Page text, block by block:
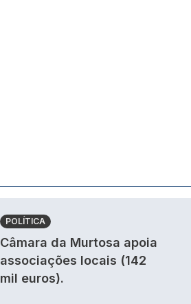
POLÍTICA
Câmara da Murtosa apoia
associações locais (142
mil euros).